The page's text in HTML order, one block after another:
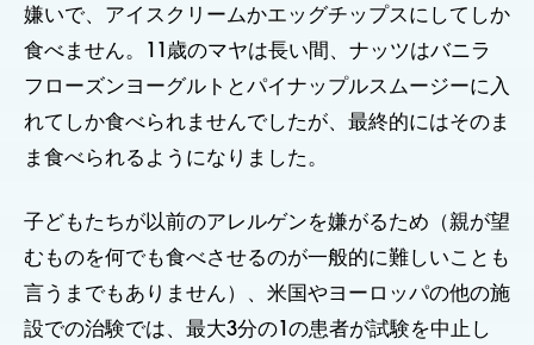
嫌いで、アイスクリームかエッグチップスにしてしか
食べません。11歳のマヤは長い間、ナッツはバニラ
フローズンヨーグルトとパイナップルスムージーに入
れてしか食べられませんでしたが、最終的にはそのま
ま食べられるようになりました。
子どもたちが以前のアレルゲンを嫌がるため（親が望
むものを何でも食べさせるのが一般的に難しいことも
言うまでもありません）、米国やヨーロッパの他の施
設での治験では、最大3分の1の患者が試験を中止し